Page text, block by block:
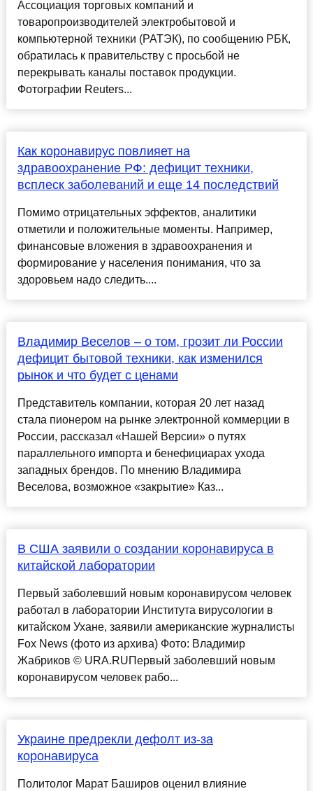
Ассоциация торговых компаний и
товаропроизводителей электробытовой и
компьютерной техники (РАТЭК), по сообщению РБК,
обратилась к правительству с просьбой не
перекрывать каналы поставок продукции.
Фотографии Reuters...
Как коронавирус повлияет на
здравоохранение РФ: дефицит техники,
всплеск заболеваний и еще 14 последствий
Помимо отрицательных эффектов, аналитики
отметили и положительные моменты. Например,
финансовые вложения в здравоохранения и
формирование у населения понимания, что за
здоровьем надо следить....
Владимир Веселов – о том, грозит ли России
дефицит бытовой техники, как изменился
рынок и что будет с ценами
Представитель компании, которая 20 лет назад
стала пионером на рынке электронной коммерции в
России, рассказал «Нашей Версии» о путях
параллельного импорта и бенефициарах ухода
западных брендов. По мнению Владимира
Веселова, возможное «закрытие» Каз...
В США заявили о создании коронавируса в
китайской лаборатории
Первый заболевший новым коронавирусом человек
работал в лаборатории Института вирусологии в
китайском Ухане, заявили американские журналисты
Fox News (фото из архива) Фото: Владимир
Жабриков © URA.RUПервый заболевший новым
коронавирусом человек рабо...
Украине предрекли дефолт из-за
коронавируса
Политолог Марат Баширов оценил влияние